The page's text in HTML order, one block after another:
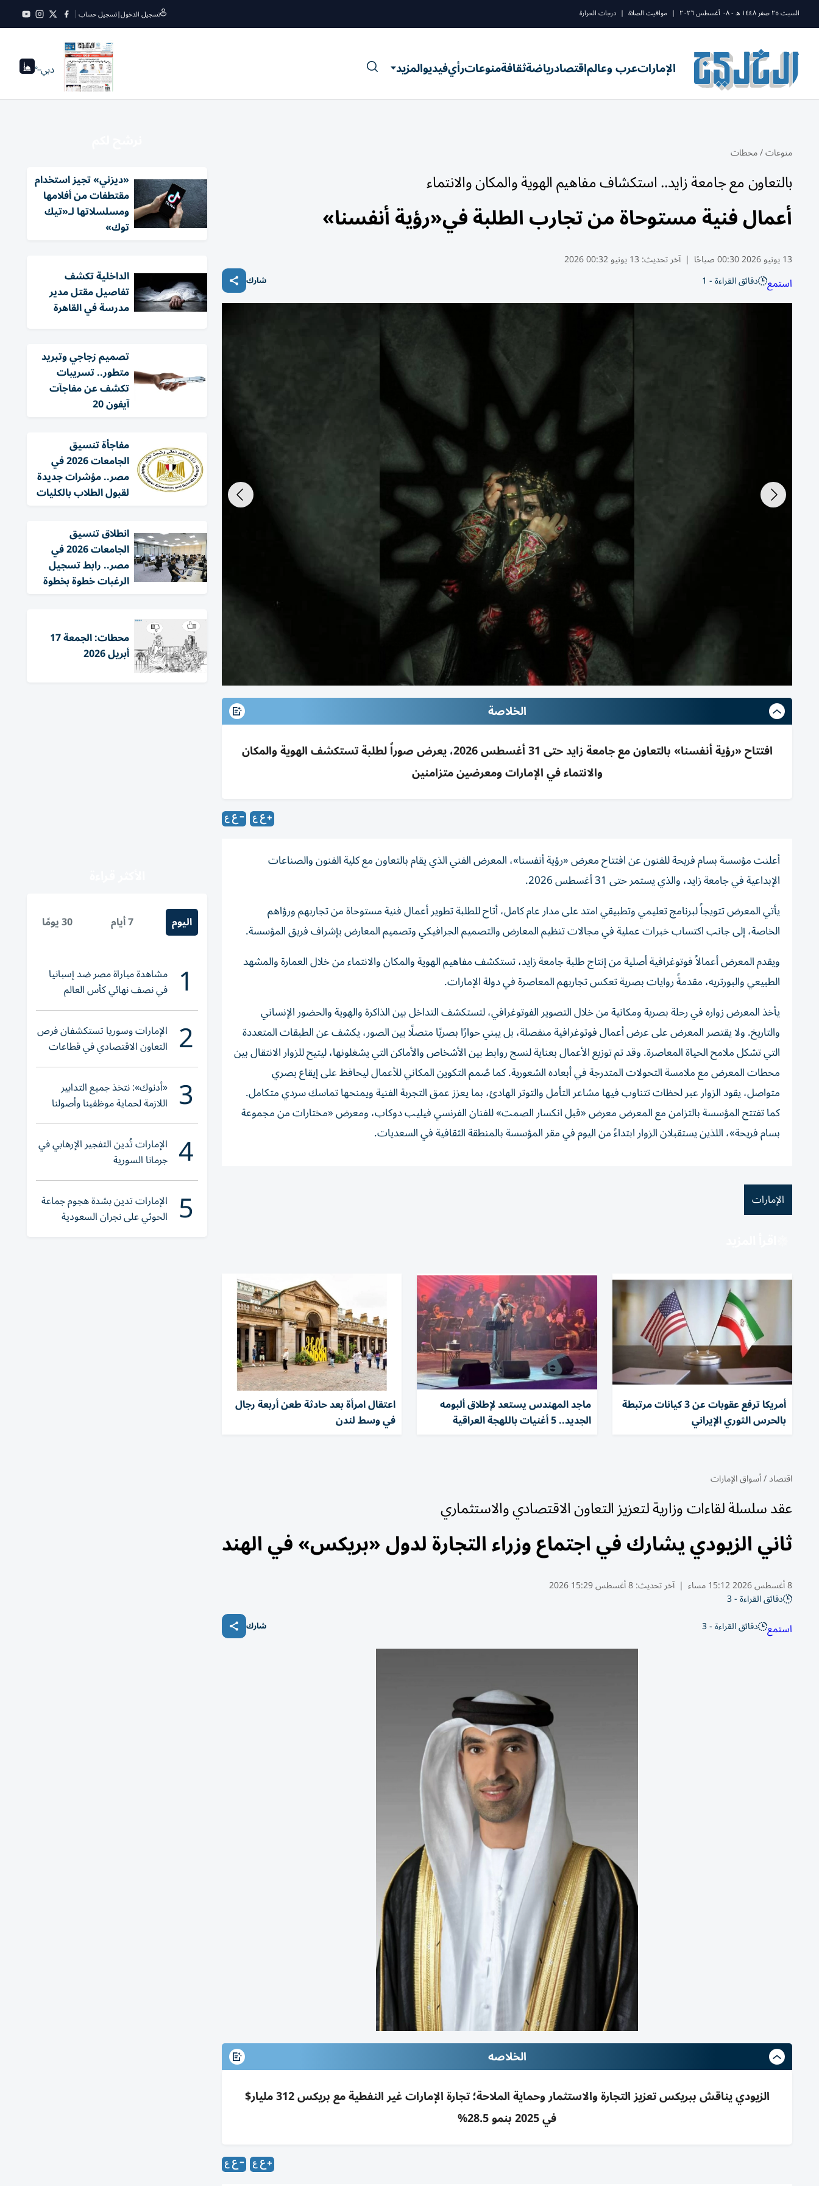
السبت ٢٥ صفر ١٤٤٨ ه - ٠٨ أغسطس ٢٠٢٦ | مواقيت الصلاة | درجات الحرارة تسجيل الدخول|تسجيل حساب
الإماراتعرب وعالماقتصادرياضةثقافةمنوعاترأيفيديوالمزيد دبي--°
منوعات/محطات
بالتعاون مع جامعة زايد.. استكشاف مفاهيم الهوية والمكان والانتماء
أعمال فنية مستوحاة من تجارب الطلبة في«رؤية أنفسنا»
13 يونيو 2026 00:30 صباحًا | آخر تحديث: 13 يونيو 00:32 2026
استمع دقائق القراءة - 1 شارك
الخلاصة
افتتاح «رؤية أنفسنا» بالتعاون مع جامعة زايد حتى 31 أغسطس 2026، يعرض صوراً لطلبة تستكشف الهوية والمكان
والانتماء في الإمارات ومعرضين متزامنين
أعلنت مؤسسة بسام فريحة للفنون عن افتتاح معرض «رؤية أنفسنا»، المعرض الفني الذي يقام بالتعاون مع كلية الفنون والصناعات
الإبداعية في جامعة زايد، والذي يستمر حتى 31 أغسطس 2026.
يأتي المعرض تتويجاً لبرنامج تعليمي وتطبيقي امتد على مدار عام كامل، أتاح للطلبة تطوير أعمال فنية مستوحاة من تجاربهم ورؤاهم
الخاصة، إلى جانب اكتساب خبرات عملية في مجالات تنظيم المعارض والتصميم الجرافيكي وتصميم المعارض بإشراف فريق المؤسسة.
ويقدم المعرض أعمالاً فوتوغرافية أصلية من إنتاج طلبة جامعة زايد، تستكشف مفاهيم الهوية والمكان والانتماء من خلال العمارة والمشهد
الطبيعي والبورتريه، مقدمةً روايات بصرية تعكس تجاربهم المعاصرة في دولة الإمارات.
يأخذ المعرض زواره في رحلة بصرية ومكانية من خلال التصوير الفوتوغرافي، لتستكشف التداخل بين الذاكرة والهوية والحضور الإنساني
والتاريخ. ولا يقتصر المعرض على عرض أعمال فوتوغرافية منفصلة، بل يبني حوارًا بصريًا متصلًا بين الصور، يكشف عن الطبقات المتعددة
التي تشكل ملامح الحياة المعاصرة. وقد تم توزيع الأعمال بعناية لنسج روابط بين الأشخاص والأماكن التي يشغلونها، ليتيح للزوار الانتقال بين
محطات المعرض مع ملامسة التحولات المتدرجة في أبعاده الشعورية. كما صُمم التكوين المكاني للأعمال ليحافظ على إيقاع بصري
متواصل، يقود الزوار عبر لحظات تتناوب فيها مشاعر التأمل والتوتر الهادئ، بما يعزز عمق التجربة الفنية ويمنحها تماسك سردي متكامل.
كما تفتتح المؤسسة بالتزامن مع المعرض معرض «قبل انكسار الصمت» للفنان الفرنسي فيليب دوكاب، ومعرض «مختارات من مجموعة
بسام فريحة»، اللذين يستقبلان الزوار ابتداءً من اليوم في مقر المؤسسة بالمنطقة الثقافية في السعديات.
الإمارات
أمريكا ترفع عقوبات عن 3 كيانات مرتبطة
بالحرس الثوري الإيراني
ماجد المهندس يستعد لإطلاق ألبومه
الجديد.. 5 أغنيات باللهجة العراقية
اعتقال امرأة بعد حادثة طعن أربعة رجال
في وسط لندن
اقتصاد/أسواق الإمارات
عقد سلسلة لقاءات وزارية لتعزيز التعاون الاقتصادي والاستثماري
ثاني الزيودي يشارك في اجتماع وزراء التجارة لدول «بريكس» في الهند
8 أغسطس 2026 15:12 مساء | آخر تحديث:8 أغسطس 15:29 2026
دقائق القراءة - 3
استمع دقائق القراءة - 3 شارك
الخلاصه
الزيودي يناقش ببريكس تعزيز التجارة والاستثمار وحماية الملاحة؛ تجارة الإمارات غير النفطية مع بريكس 312 مليار$
في 2025 بنمو 28.5%
«ديزني» تجيز استخدام
مقتطفات من أفلامها
ومسلسلاتها لـ«تيك
توك»
الداخلية تكشف
تفاصيل مقتل مدير
مدرسة في القاهرة
تصميم زجاجي وتبريد
متطور.. تسريبات
تكشف عن مفاجآت
آيفون 20
مفاجأة تنسيق
الجامعات 2026 في
مصر.. مؤشرات جديدة
لقبول الطلاب بالكليات
انطلاق تنسيق
الجامعات 2026 في
مصر.. رابط تسجيل
الرغبات خطوة بخطوة
محطات: الجمعة 17
أبريل 2026
اليوم 7 أيام 30 يومًا
1 مشاهدة مباراة مصر ضد إسبانيا
في نصف نهائي كأس العالم
لناشئات اليد 2026
2 الإمارات وسوريا تستكشفان فرص
التعاون الاقتصادي في قطاعات
حيوية
3 «أدنوك»: نتخذ جميع التدابير
اللازمة لحماية موظفينا وأصولنا
وعملياتنا
4 الإمارات تُدين التفجير الإرهابي في
جرمانا السورية
5 الإمارات تدين بشدة هجوم جماعة
الحوثي على نجران السعودية